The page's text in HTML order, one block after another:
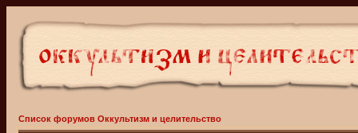
Список форумов Оккультизм и целительство